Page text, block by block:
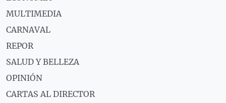
MULTIMEDIA
CARNAVAL
REPOR
SALUD Y BELLEZA
OPINIÓN
CARTAS AL DIRECTOR